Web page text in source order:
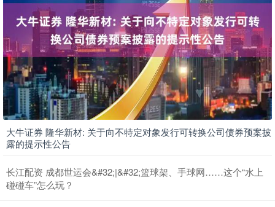
大牛证券 隆华新材: 关于向不特定对象发行可转换公司债券预案披
露的提示性公告
长江配资 成都世运会&#32;|&#32;篮球架、手球网……这个“水上
碰碰车”怎么玩？